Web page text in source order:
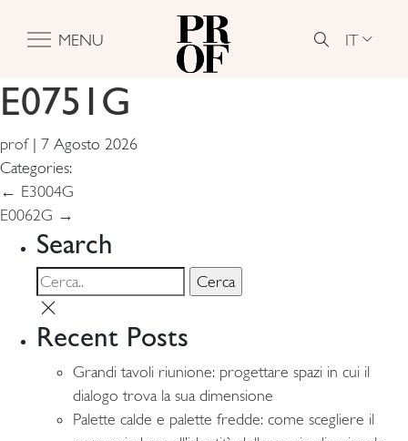
MENU IT
E0751G
prof | 7 Agosto 2026
Categories:
Navigazione
articoli
← E3004G
E0062G →
Search
Recent Posts
Grandi tavoli riunione: progettare spazi in cui il
dialogo trova la sua dimensione
Palette calde e palette fredde: come scegliere il